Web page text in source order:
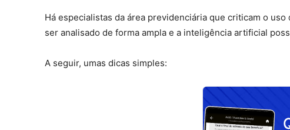
Há especialistas da área previdenciária que criticam o
ser analisado de forma ampla e a inteligência artificial
A seguir, umas dicas simples: